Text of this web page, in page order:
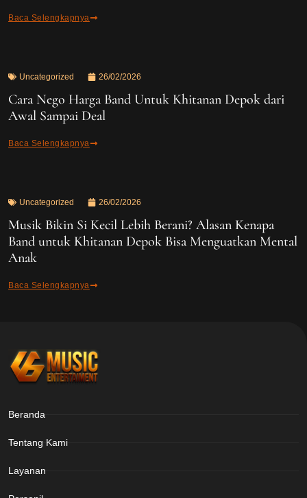
Baca Selengkapnya
Uncategorized 26/02/2026
Cara Nego Harga Band Untuk Khitanan Depok dari
Awal Sampai Deal
Baca Selengkapnya
Uncategorized 26/02/2026
Musik Bikin Si Kecil Lebih Berani? Alasan Kenapa
Band untuk Khitanan Depok Bisa Menguatkan Mental
Anak
Baca Selengkapnya
Beranda
Tentang Kami
Layanan